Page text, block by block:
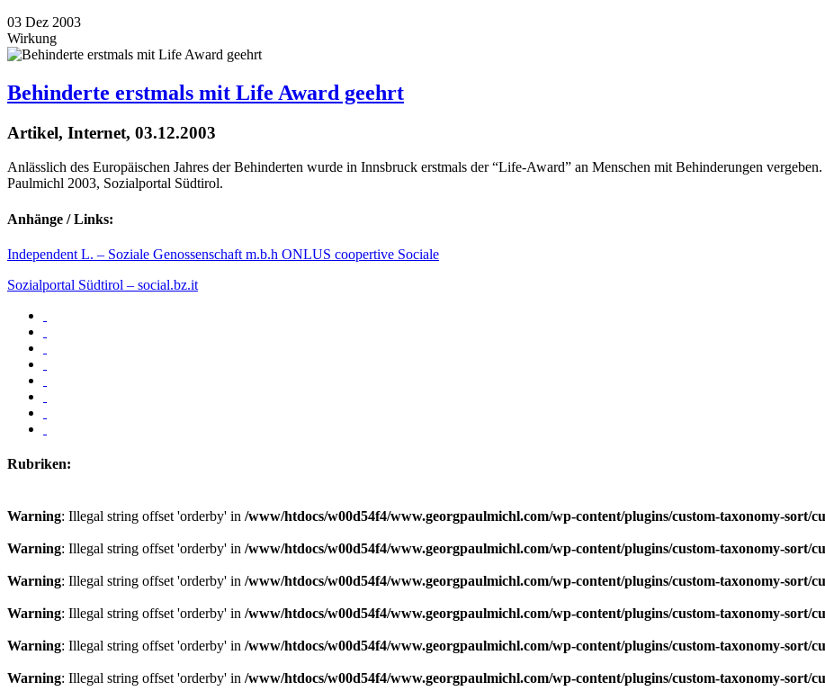
03 Dez 2003
Wirkung
Behinderte erstmals mit Life Award geehrt
Artikel, Internet, 03.12.2003
Anlässlich des Europäischen Jahres der Behinderten wurde in Innsbruck erstmals der “Life-Award” an Menschen mit Behinderungen
Paulmichl 2003, Sozialportal Südtirol.
Anhänge / Links:
Independent L. – Soziale Genossenschaft m.b.h ONLUS coopertive Sociale
Sozialportal Südtirol – social.bz.it
Rubriken:
Warning: Illegal string offset 'orderby' in /www/htdocs/w00d54f4/www.georgpaulmichl.com/wp-content/plugins/custom-taxonomy-sort/
Warning: Illegal string offset 'orderby' in /www/htdocs/w00d54f4/www.georgpaulmichl.com/wp-content/plugins/custom-taxonomy-sort/
Warning: Illegal string offset 'orderby' in /www/htdocs/w00d54f4/www.georgpaulmichl.com/wp-content/plugins/custom-taxonomy-sort/
Warning: Illegal string offset 'orderby' in /www/htdocs/w00d54f4/www.georgpaulmichl.com/wp-content/plugins/custom-taxonomy-sort/
Warning: Illegal string offset 'orderby' in /www/htdocs/w00d54f4/www.georgpaulmichl.com/wp-content/plugins/custom-taxonomy-sort/
Warning: Illegal string offset 'orderby' in /www/htdocs/w00d54f4/www.georgpaulmichl.com/wp-content/plugins/custom-taxonomy-sort/